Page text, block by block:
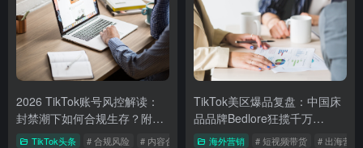
2026 TikTok账号风控解读：
封禁潮下如何合规生存？附实
操指南
TikTok头条 # 合规风险 # 内容合规 # 达人营销
TikTok美区爆品复盘：中国床
品品牌Bedlore狂揽千万
GMV，附2026跨境实战干货
海外营销 # 短视频带货 # 出海营销